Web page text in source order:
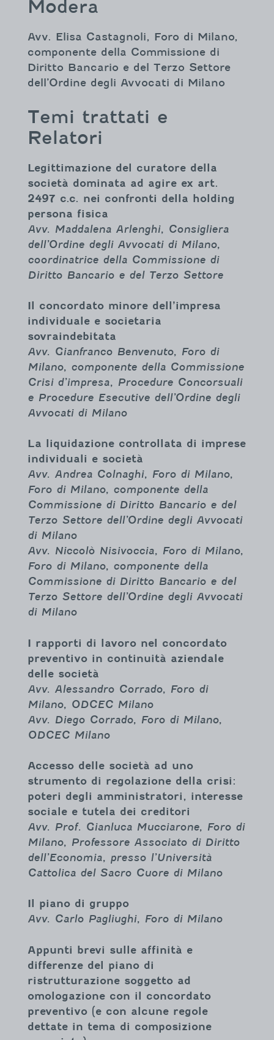
Modera
Avv. Elisa Castagnoli, Foro di Milano,
componente della Commissione di
Diritto Bancario e del Terzo Settore
dell’Ordine degli Avvocati di Milano
Temi trattati e
Relatori
Legittimazione del curatore della
società dominata ad agire ex art.
2497 c.c. nei confronti della holding
persona fisica
Avv. Maddalena Arlenghi, Consigliera
dell’Ordine degli Avvocati di Milano,
coordinatrice della Commissione di
Diritto Bancario e del Terzo Settore
Il concordato minore dell’impresa
individuale e societaria
sovraindebitata
Avv. Gianfranco Benvenuto, Foro di
Milano, componente della Commissione
Crisi d’impresa, Procedure Concorsuali
e Procedure Esecutive dell’Ordine degli
Avvocati di Milano
La liquidazione controllata di imprese
individuali e società
Avv. Andrea Colnaghi, Foro di Milano,
Foro di Milano, componente della
Commissione di Diritto Bancario e del
Terzo Settore dell’Ordine degli Avvocati
di Milano
Avv. Niccolò Nisivoccia, Foro di Milano,
Foro di Milano, componente della
Commissione di Diritto Bancario e del
Terzo Settore dell’Ordine degli Avvocati
di Milano
I rapporti di lavoro nel concordato
preventivo in continuità aziendale
delle società
Avv. Alessandro Corrado, Foro di
Milano, ODCEC Milano
Avv. Diego Corrado, Foro di Milano,
ODCEC Milano
Accesso delle società ad uno
strumento di regolazione della crisi:
poteri degli amministratori, interesse
sociale e tutela dei creditori
Avv. Prof. Gianluca Mucciarone, Foro di
Milano, Professore Associato di Diritto
dell’Economia, presso l’Università
Cattolica del Sacro Cuore di Milano
Il piano di gruppo
Avv. Carlo Pagliughi, Foro di Milano
Appunti brevi sulle affinità e
differenze del piano di
ristrutturazione soggetto ad
omologazione con il concordato
preventivo (e con alcune regole
dettate in tema di composizione